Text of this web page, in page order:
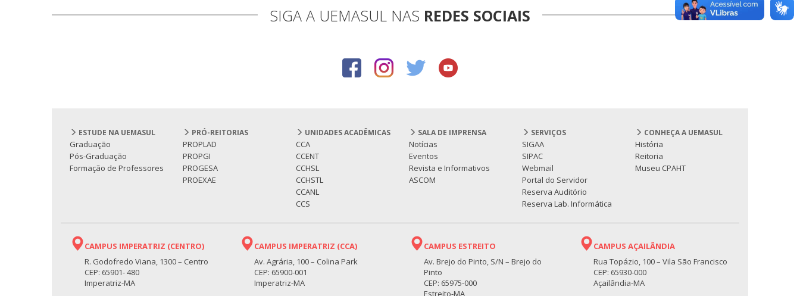
SIGA A UEMASUL NAS REDES SOCIAIS
ESTUDE NA UEMASUL
Graduação
Pós-Graduação
Formação de Professores
PRÓ-REITORIAS
PROPLAD
PROPGI
PROGESA
PROEXAE
UNIDADES ACADÊMICAS
CCA
CCENT
CCHSL
CCHSTL
CCANL
CCS
SALA DE IMPRENSA
Notícias
Eventos
Revista e Informativos
ASCOM
SERVIÇOS
SIGAA
SIPAC
Webmail
Portal do Servidor
Reserva Auditório
Reserva Lab. Informática
CONHEÇA A UEMASUL
História
Reitoria
Museu CPAHT
CAMPUS IMPERATRIZ (CENTRO)
R. Godofredo Viana, 1300 – Centro
CEP: 65901- 480
Imperatriz-MA
CAMPUS IMPERATRIZ (CCA)
Av. Agrária, 100 – Colina Park
CEP: 65900-001
Imperatriz-MA
CAMPUS ESTREITO
Av. Brejo do Pinto, S/N – Brejo do
Pinto
CEP: 65975-000
Estreito-MA
CAMPUS AÇAILÂNDIA
Rua Topázio, 100 – Vila São Francisco
CEP: 65930-000
Açailândia-MA